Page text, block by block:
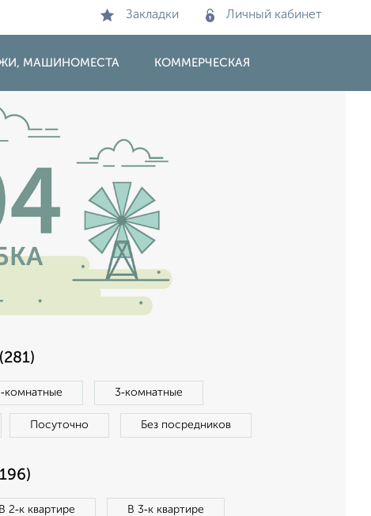
Закладки Личный кабинет
МАШИНОМЕСТА КОММЕРЧЕСКАЯ
3‑комнатные
Посуточно Без посредников
В 2‑к квартире В 3‑к квартире